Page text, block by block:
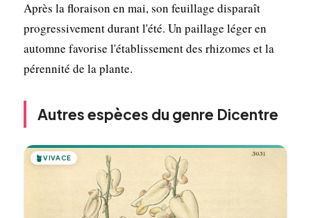
Après la floraison en mai, son feuillage disparaît
progressivement durant l'été. Un paillage léger en
automne favorise l'établissement des rhizomes et la
pérennité de la plante.
Autres espèces du genre Dicentre
🪴VIVACE